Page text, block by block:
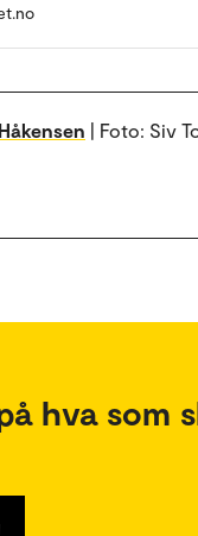
| Foto: Siv
hva som